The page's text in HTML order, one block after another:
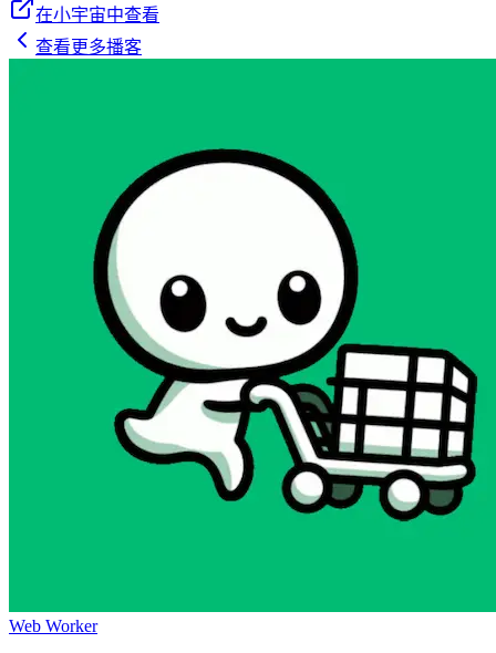
在小宇宙中查看
查看更多播客
Web Worker